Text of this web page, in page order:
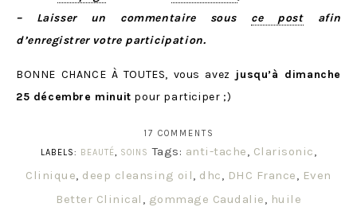
– Laisser un commentaire sous ce postafin
d’enregistrer votre participation.
BONNE CHANCE À TOUTES, vous avez jusqu’à dimanche
25 décembre minuit pour participer ;)
17 COMMENTS
LABELS: BEAUTÉ, SOINS Tags: anti-tache, Clarisonic,
Clinique, deep cleansing oil, dhc, DHC France, Even
Better Clinical , gommage Caudalie, huile